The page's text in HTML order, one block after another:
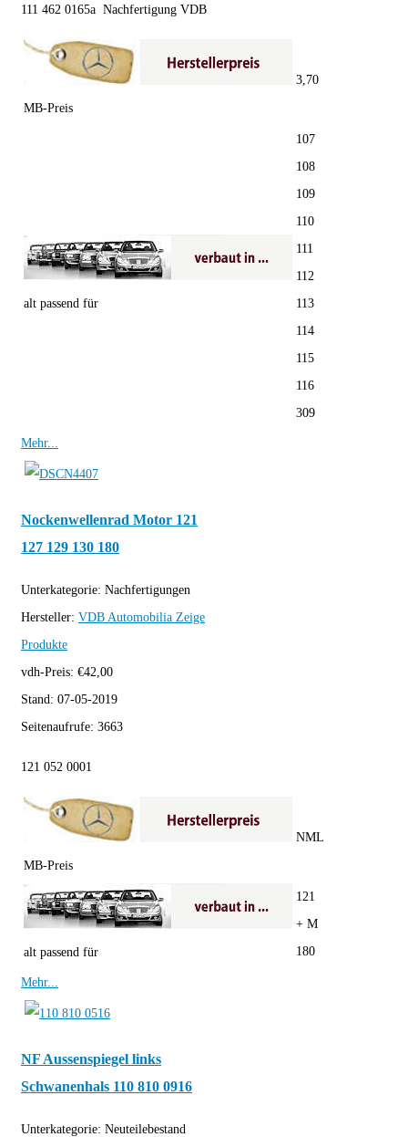
111 462 0165a Nachfertigung VDB
MB-Preis
3,70
alt passend für
107
108
109
110
111
112
113
114
115
116
309
Mehr...
Nockenwellenrad Motor 121
127 129 130 180
Unterkategorie: Nachfertigungen
Hersteller: VDB Automobilia Zeige
Produkte
vdh-Preis: €42,00
Stand: 07-05-2019
Seitenaufrufe: 3663
121 052 0001
MB-Preis
NML
alt passend für
121
+ M
180
Mehr...
NF Aussenspiegel links
Schwanenhals 110 810 0916
Unterkategorie: Neuteilebestand